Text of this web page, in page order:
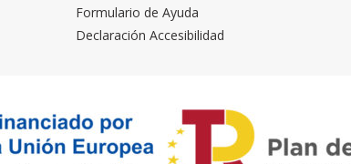
Formulario de Ayuda
Declaración Accesibilidad